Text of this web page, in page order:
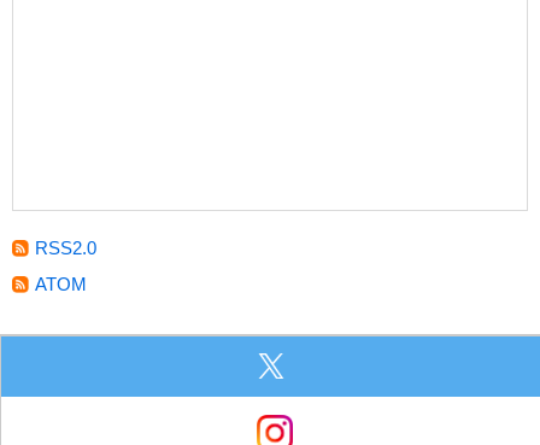
RSS2.0
ATOM